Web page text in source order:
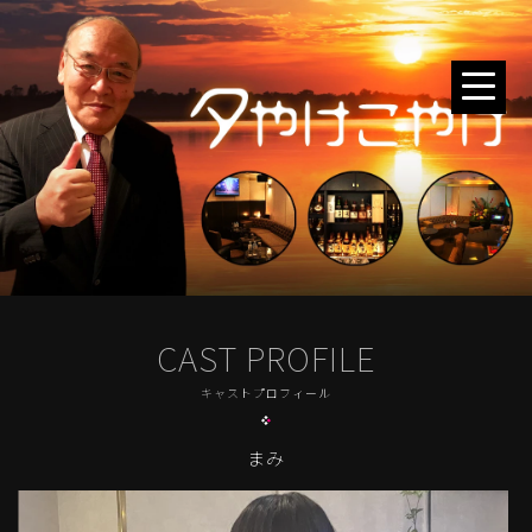
CAST PROFILE
キャストプロフィール
まみ